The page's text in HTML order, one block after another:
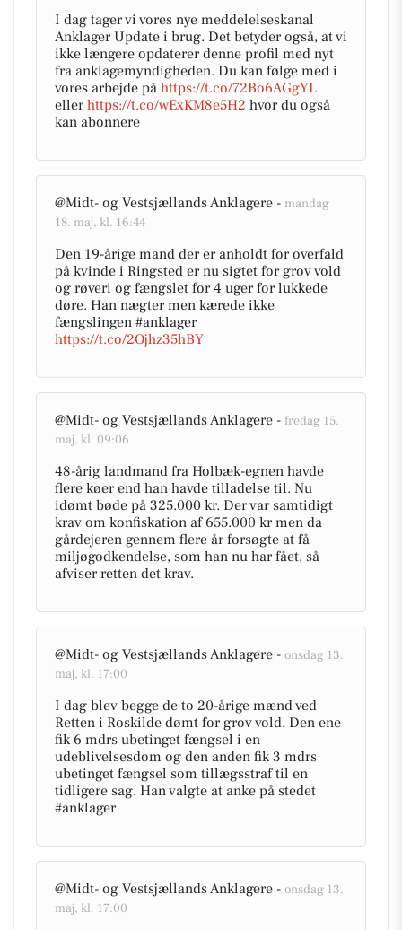
I dag tager vi vores nye meddelelseskanal
Anklager Update i brug. Det betyder også, at vi
ikke længere opdaterer denne profil med nyt
fra anklagemyndigheden. Du kan følge med i
vores arbejde på https://t.co/72Bo6AGgYL
ellerhttps://t.co/wExKM8e5H2 hvor du også
kan abonnere
@Midt- og Vestsjællands Anklagere - mandag
18. maj, kl. 16:44
Den 19-årige mand der er anholdt for overfald
på kvinde i Ringsted er nu sigtet for grov vold
og røveri og fængslet for 4 uger for lukkede
døre. Han nægter men kærede ikke
fængslingen #anklager
https://t.co/2Ojhz35hBY
@Midt- og Vestsjællands Anklagere - fredag 15.
maj, kl. 09:06
48-årig landmand fra Holbæk-egnen havde
flere køer end han havde tilladelse til. Nu
idømt bøde på 325.000 kr. Der var samtidigt
krav om konfiskation af 655.000 kr men da
gårdejeren gennem flere år forsøgte at få
miljøgodkendelse, som han nu har fået, så
afviser retten det krav.
@Midt- og Vestsjællands Anklagere - onsdag 13.
maj, kl. 17:00
I dag blev begge de to 20-årige mænd ved
Retten i Roskilde dømt for grov vold. Den ene
fik 6 mdrs ubetinget fængsel i en
udeblivelsesdom og den anden fik 3 mdrs
ubetinget fængsel som tillægsstraf til en
tidligere sag. Han valgte at anke på stedet
#anklager
@Midt- og Vestsjællands Anklagere - onsdag 13.
maj, kl. 17:00